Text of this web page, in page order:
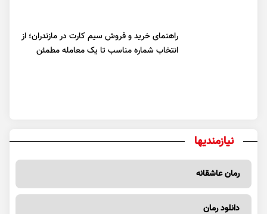
راهنمای خرید و فروش سیم کارت در مازندران؛ از
انتخاب شماره مناسب تا یک معامله مطمئن
نیازمندیها
رمان عاشقانه
دانلود رمان